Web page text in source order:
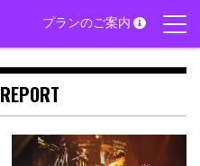
プランのご案内
REPORT